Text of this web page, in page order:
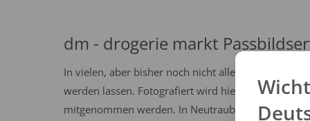
dm - drogerie markt
In vielen, aber bisher noch nicht allen dm
werden lassen. Fotografiert wird hier auf dem
mitgenommen werden. In Neutraubling steht ein